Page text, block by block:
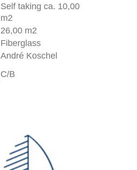
Self taking ca. 10,00
m2
26,00 m2
Fiberglass
André Koschel
C/B